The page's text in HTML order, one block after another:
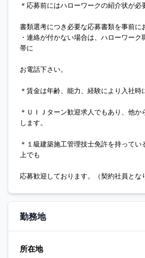
＊応募前にはハローワークの紹介状が必
書類選考につき必要な応募書類を事前に
・連絡が付かない場合は、ハローワー
帯に
お電話下さい。
＊賃金は年齢、能力、経験により入社時
＊ＵＩＪターン歓迎求人でもあり、他か
します。
＊１級建築施工管理技士免許を持ってい
上でも
応募歓迎しております。（契約社員とな
勤務地
所在地